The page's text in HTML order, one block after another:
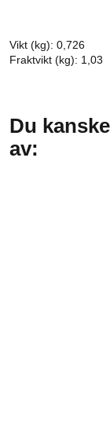
Vikt (kg): 0,726
Fraktvikt (kg): 1,03
Du
av: